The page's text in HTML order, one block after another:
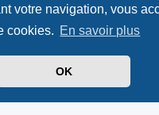
votre navigation, vous
cookies. En savoir plus
OK